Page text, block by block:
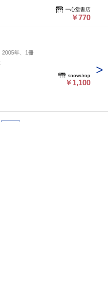
一心堂書店
￥770
2005年、1冊
snowdrop
￥1,100